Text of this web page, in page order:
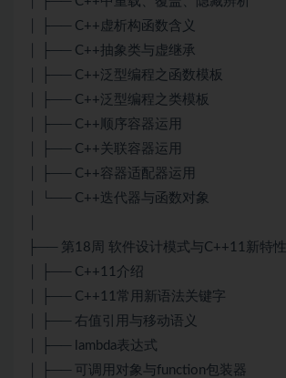
│ ├── C++虚析构函数含义
│ ├── C++抽象类与虚继承
│ ├── C++泛型编程之函数模板
│ ├── C++泛型编程之类模板
│ ├── C++顺序容器运用
│ ├── C++关联容器运用
│ ├── C++容器适配器运用
│ └── C++迭代器与函数对象
├── 第18周 软件设计模式与C++11新特性
│ ├── C++11介绍
│ ├── C++11常用新语法关键字
│ ├── 右值引用与移动语义
│ ├── lambda表达式
│ ├── 可调用对象与function包装器